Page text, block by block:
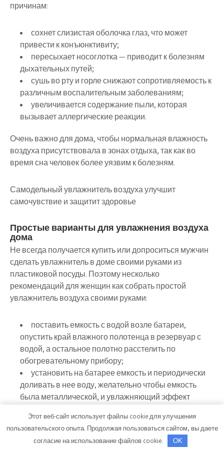
причинам:
сохнет слизистая оболочка глаз, что может
привести к конъюнктивиту;
пересыхает носоглотка — приводит к болезням
дыхательных путей;
сушь во рту и горле снижают сопротивляемость к
различным воспалительным заболеваниям;
увеличивается содержание пыли, которая
вызывает аллергические реакции.
Очень важно для дома, чтобы нормальная влажность
воздуха присутствовала в зонах отдыха, так как во
время сна человек более уязвим к болезням.
Самодельный увлажнитель воздуха улучшит
самочувствие и защитит здоровье
Простые варианты для увлажнения воздуха
дома
Не всегда получается купить или допроситься мужчин
сделать увлажнитель в доме своими руками из
пластиковой посуды. Поэтому несколько
рекомендаций для женщин как собрать простой
увлажнитель воздуха своими руками:
поставить емкость с водой возле батареи,
опустить край влажного полотенца в резервуар с
водой, а остальное полотно расстелить по
обогревательному прибору;
установить на батарее емкость и периодически
доливать в нее воду, желательно чтобы емкость
была металлической, и увлажняющий эффект
поставить стеклянную посуду, типа аквариума,
вазы или простую банку, опустить в нее
обыкновенный аквариумный компрессор и
Этот веб-сайт использует файлы cookie для улучшения
пользовательского опыта. Продолжая пользоваться сайтом, вы даете
согласие на использование файлов cookie.
OK